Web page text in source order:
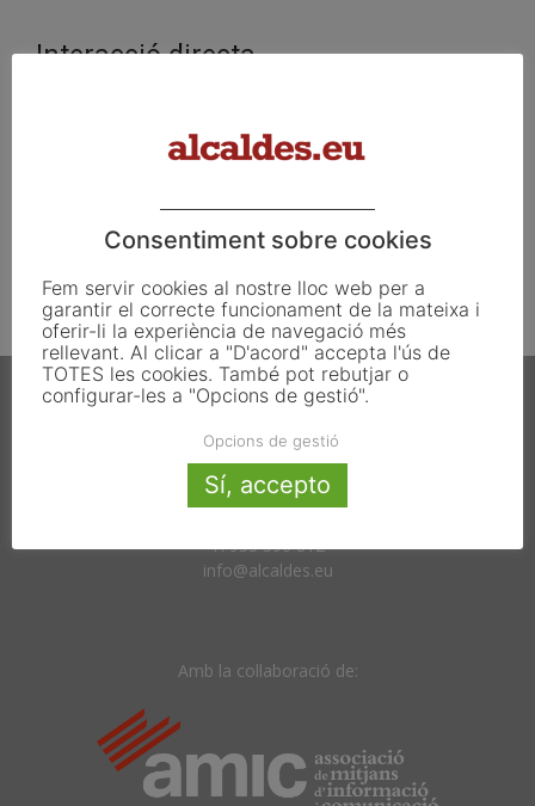
Interacció directa
participants a centrar-se completament en
Carrer Francesc Carbonell 46-48
T. 933 390 812
info@alcaldes.eu
Amb la col·laboració de:
Consentiment sobre cookies
Fem servir cookies al nostre lloc web per a
garantir el correcte funcionament de la mateixa i
oferir-li la experiència de navegació més
rellevant. Al clicar a "D'acord" accepta l'ús de
TOTES les cookies. També pot rebutjar o
configurar-les a "Opcions de gestió".
Opcions de gestió
Sí, accepto